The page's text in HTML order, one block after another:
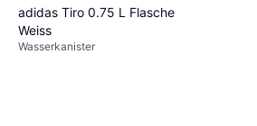
adidas Tiro 0.75 L Flasche
Weiss
Wasserkanister